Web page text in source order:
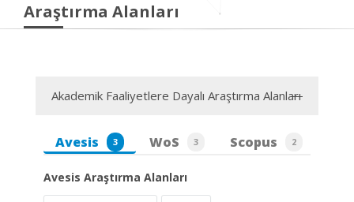
Araştırma Alanları
Akademik Faaliyetlere Dayalı Araştırma Alanları
Avesis 3 WoS 3 Scopus 2
Avesis Araştırma Alanları